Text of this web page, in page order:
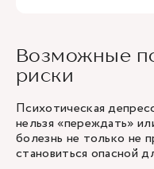
Возможные
риски
Психотическая
нельзя «переждать»
болезнь не только не
становиться опасной